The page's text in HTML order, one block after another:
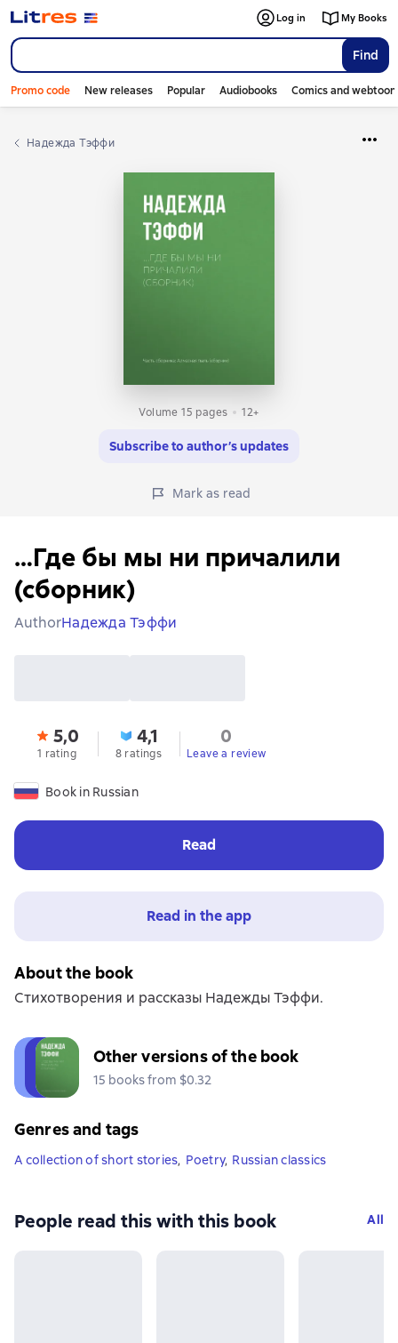
Find
Log in My Books
Promo code New releases Popular Audiobooks Comics and
Надежда Тэффи
Volume 15 pages 12+
Subscribe to author’s updates
Mark as read
…Где бы мы ни причалили
(сборник)
AuthorНадежда Тэффи
5,0
1 rating
4,1
8 ratings
0
Leave a review
Book in Russian
Read
Read in the app
About the book
Стихотворения и рассказы Надежды Тэффи.
Other versions of the book
15 books from $0.32
Genres and tags
A collection of short stories, Poetry, Russian classics
People read this with this book All